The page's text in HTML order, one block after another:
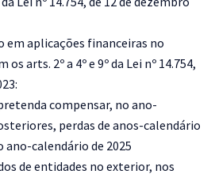
em aplicações financeiras no
arts. 2º a 4º e 9º da Lei nº 14.754,
compensar, no ano-
perdas de anos-calendário
calendário de 2025
de entidades no exterior, nos